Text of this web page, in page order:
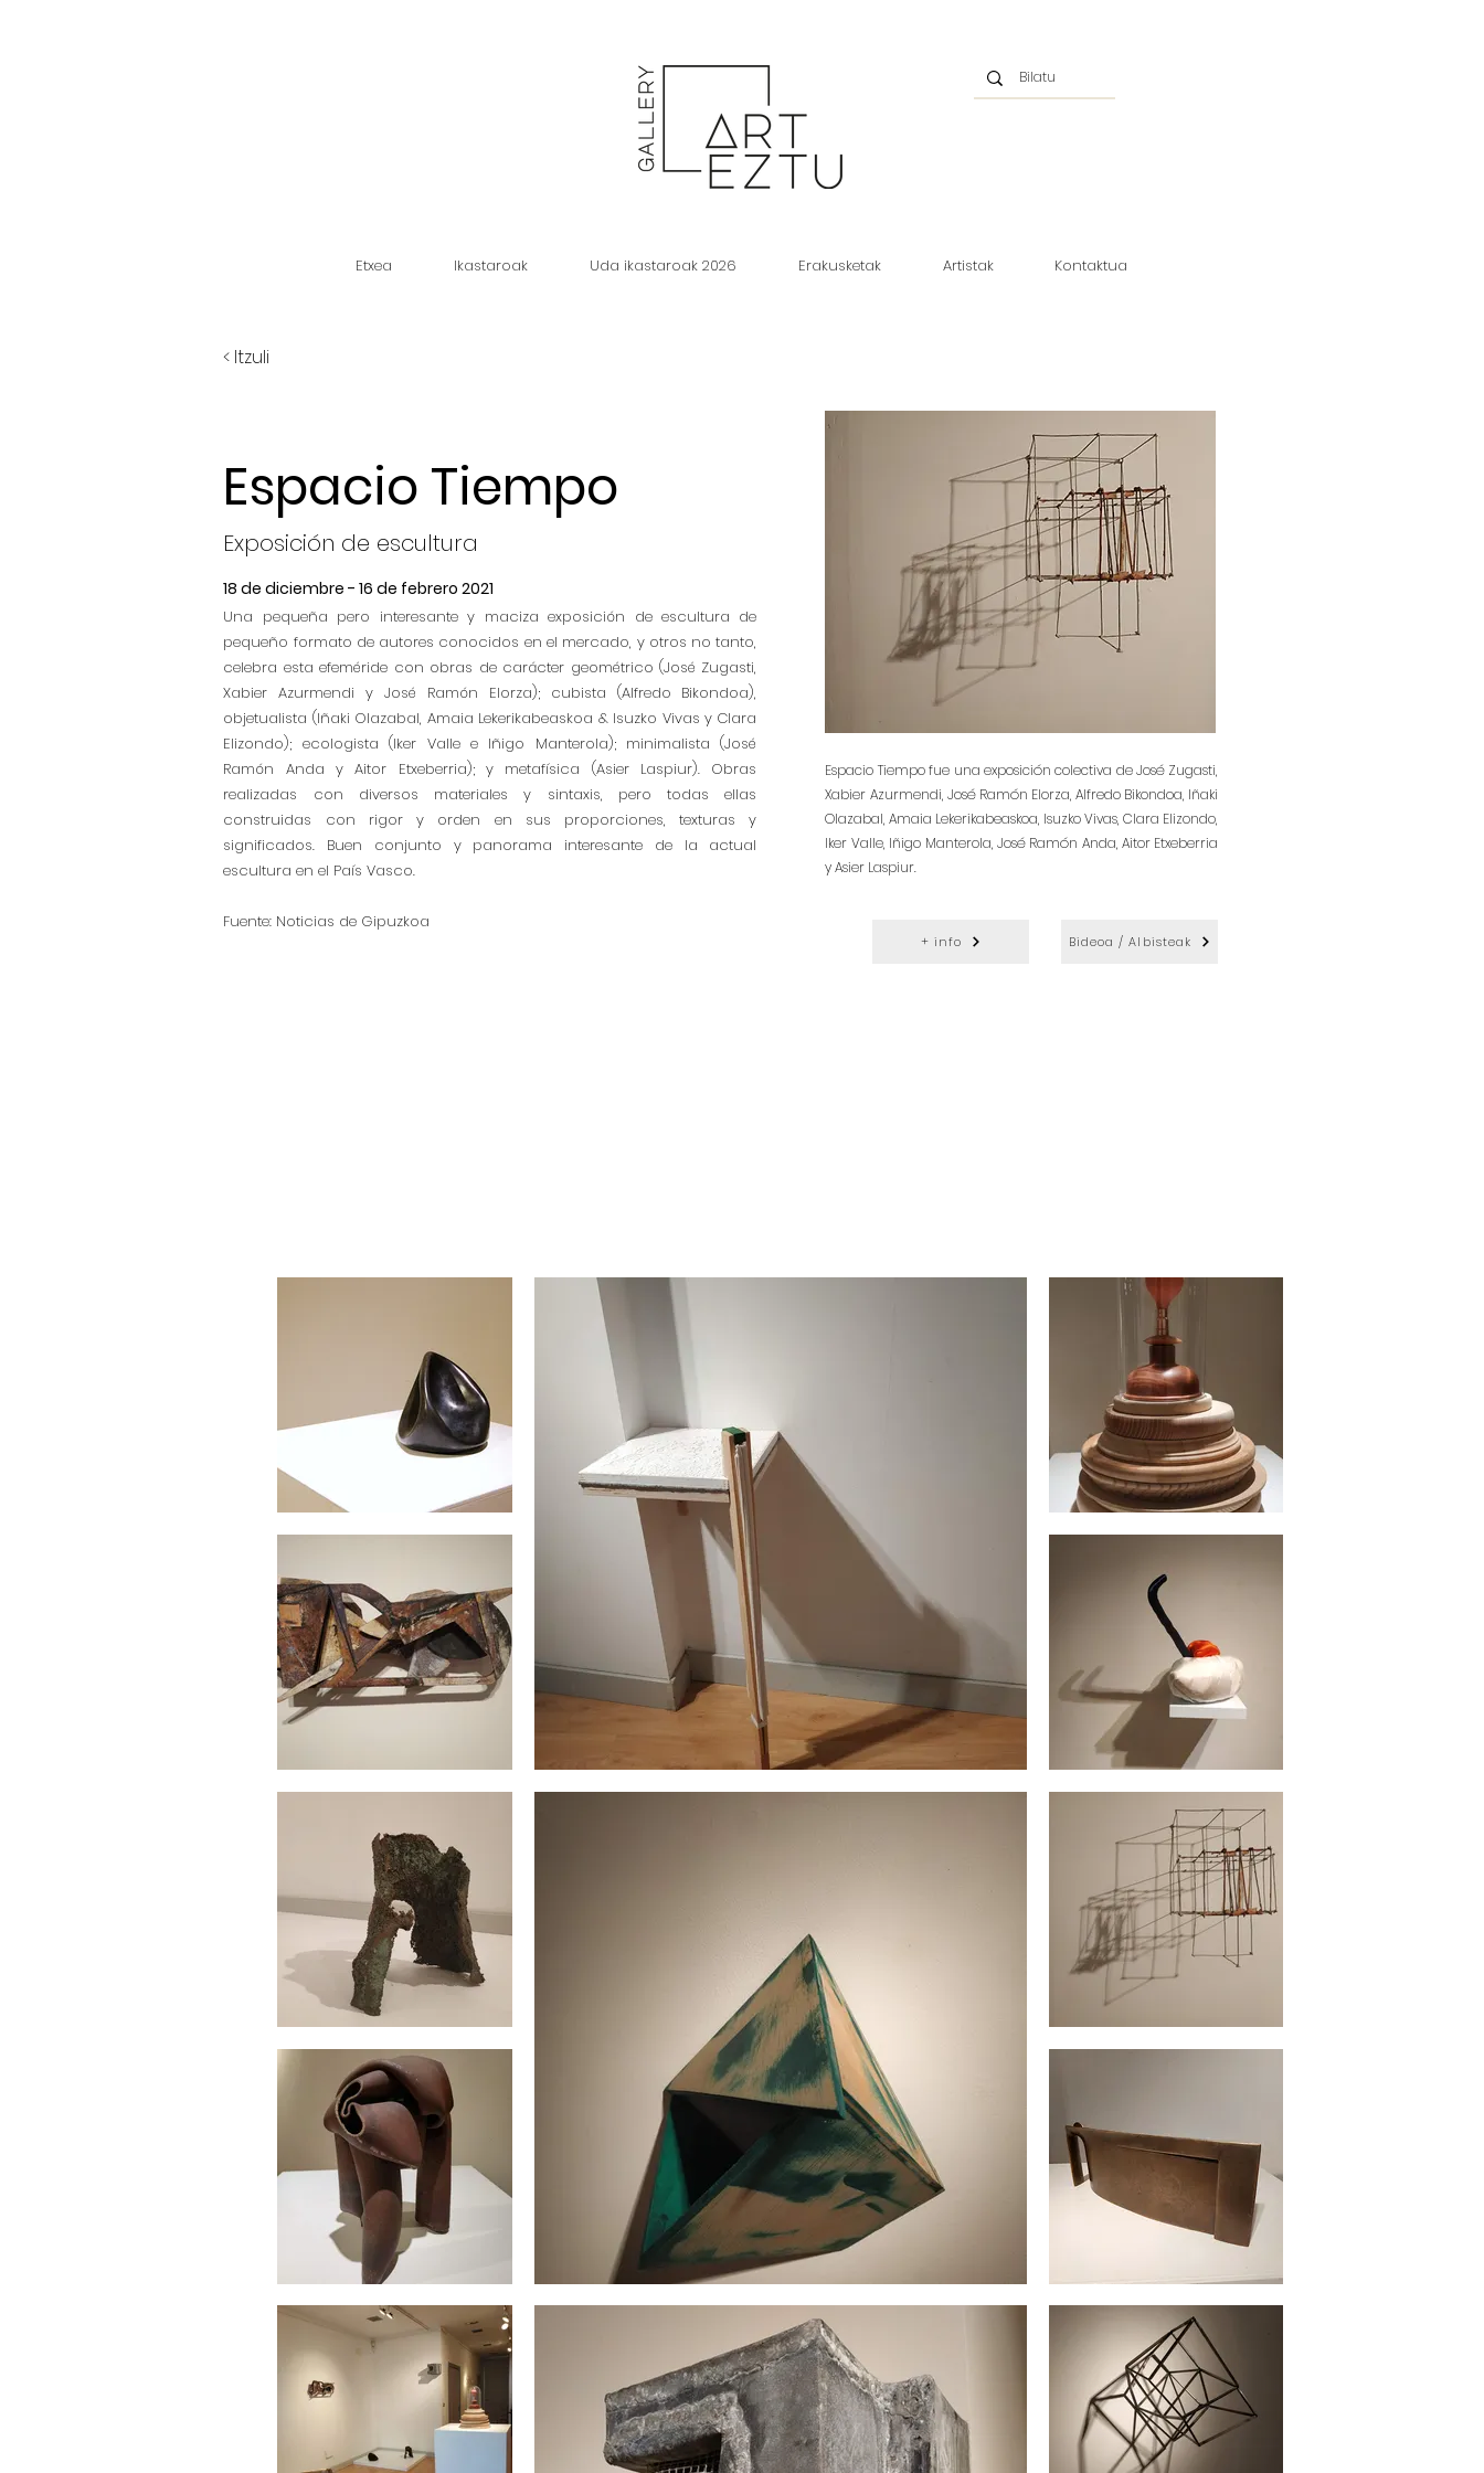
Etxea Ikastaroak Uda ikastaroak 2026 Erakusketak Artistak Kontaktua
< Itzuli
Espacio Tiempo
Exposición de escultura
18 de diciembre - 16 de febrero 2021
Una pequeña pero interesante y maciza exposición de escultura de
pequeño formato de autores conocidos en el mercado, y otros no tanto,
celebra esta efeméride con obras de carácter geométrico (José Zugasti,
Xabier Azurmendi y José Ramón Elorza); cubista (Alfredo Bikondoa),
objetualista (Iñaki Olazabal, Amaia Lekerikabeaskoa & Isuzko Vivas y Clara
Elizondo); ecologista (Iker Valle e Iñigo Manterola); minimalista (José
Ramón Anda y Aitor Etxeberria); y metafísica (Asier Laspiur). Obras
realizadas con diversos materiales y sintaxis, pero todas ellas
construidas con rigor y orden en sus proporciones, texturas y
significados. Buen conjunto y panorama interesante de la actual
escultura en el País Vasco.
Fuente: Noticias de Gipuzkoa
Espacio Tiempo fue una exposición colectiva de José Zugasti,
Xabier Azurmendi, José Ramón Elorza, Alfredo Bikondoa, Iñaki
Olazabal, Amaia Lekerikabeaskoa, Isuzko Vivas, Clara Elizondo,
Iker Valle, Iñigo Manterola, José Ramón Anda, Aitor Etxeberria
y Asier Laspiur.
+ info Bideoa / Albisteak